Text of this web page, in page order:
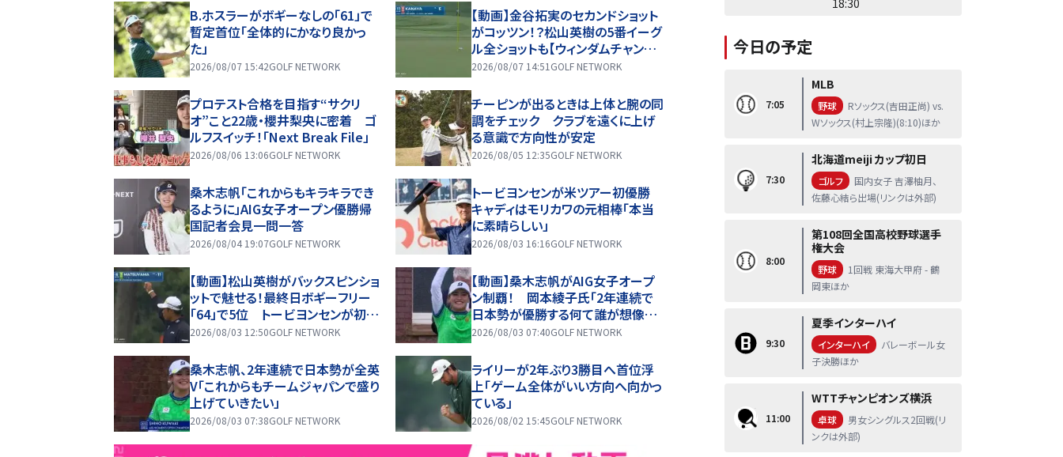
B.ホスラーがボギーなしの「61」で
暫定首位「全体的にかなり良かっ
た」
2026/08/07 15:42GOLF NETWORK
【動画】金谷拓実のセカンドショット
がコッツン！？松山英樹の5番イーグ
ル全ショットも【ウィンダムチャンピ
オンシップ1日目ハイライト】
2026/08/07 14:51 GOLF NETWORK
プロテスト合格を目指す“サクリ
オ”こと22歳・櫻井梨央に密着 ゴ
ルフスイッチ！「Next Break File」
2026/08/06 13:06GOLF NETWORK
チーピンが出るときは上体と腕の同
調をチェック クラブを遠くに上げ
る意識で方向性が安定
2026/08/05 12:35GOLF NETWORK
桑木志帆「これからもキラキラでき
るように」AIG女子オープン優勝帰
国記者会見一問一答
2026/08/04 19:07GOLF NETWORK
トービヨンセンが米ツアー初優勝
キャディはモリカワの元相棒「本当
に素晴らしい」
2026/08/03 16:16GOLF NETWORK
【動画】松山英樹がバックスピンショ
ットで魅せる！最終日ボギーフリー
「64」で5位 トービヨンセンが初優
勝【ロケットクラシック4日目ハイラ
2026/08/03 12:50GOLF NETWORK
【動画】桑木志帆がAIG女子オープ
ン制覇！ 岡本綾子氏「2年連続で
日本勢が優勝する何て誰が想像し
たでしょう？」
2026/08/03 07:40GOLF NETWORK
桑木志帆、2年連続で日本勢が全英
V「これからもチームジャパンで盛り
上げていきたい」
2026/08/03 07:38GOLF NETWORK
ライリーが2年ぶり3勝目へ首位浮
上「ゲーム全体がいい方向へ向かっ
ている」
2026/08/02 15:45GOLF NETWORK
今日の予定
7:05
MLB
野球
Rソックス(吉田正尚) vs.
Wソックス(村上宗隆)(8:10)ほか
7:30
北海道meiji カップ初日
ゴルフ
国内女子 吉澤柚月、
佐藤心結ら出場(リンクは外部)
8:00
第108回全国高校野球選手
権大会
野球
1回戦 東海大甲府 - 鶴
岡東ほか
9:30
夏季インターハイ
インターハイ
バレーボール女
子決勝ほか
11:00
WTTチャンピオンズ横浜
卓球
男女シングルス2回戦(リ
ンクは外部)